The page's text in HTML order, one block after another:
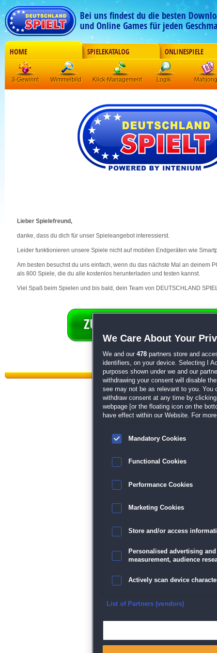
Bei uns findest du die besten
und Online Games für jeden
HOME SPIELEKATALOG ONLINESPIELE
3-Gewinnt Wimmelbild Klick-Management Logik Mahjong
Lieber Spielefreund,
danke, dass du dich für unser Spieleangebot interessierst.
Leider funktionieren unsere Spiele nicht auf mobilen Endgeräten wie
Am besten besuchst du uns einfach, wenn du das nächste Mal an deinem
als 800 Spiele, die du alle kostenlos herunterladen und testen kannst.
Viel Spaß beim Spielen und bis bald, dein Team von DEUTSCHLAND
Datenschutz| AGB|Impressum
We Care About Your
We and our 478 partners store and
identifiers, on your device. Selecting I
purposes shown under we and our
withdrawing your consent will disable
see may not be as relevant to you. You
withdraw consent at any time by
webpage [or the floating icon on the
have effect within our Website. For
Mandatory Cookies
Functional Cookies
Performance Cookies
Marketing Cookies
Store and/or access
Personalised advertising
measurement, audience
Actively scan device
Ensure security, prevent
List of Partners (vendors)